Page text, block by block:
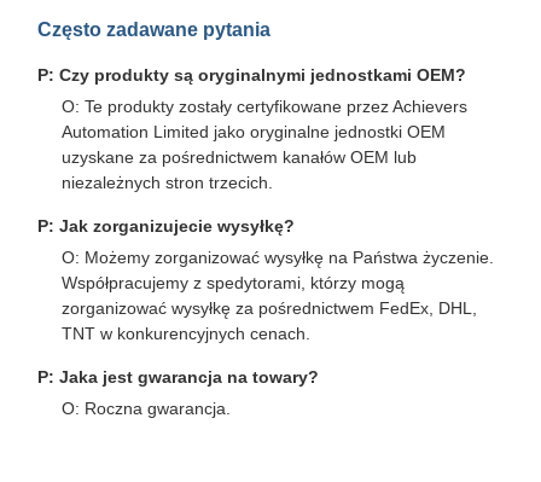
Często zadawane pytania
P: Czy produkty są oryginalnymi jednostkami OEM?
O: Te produkty zostały certyfikowane przez Achievers
Automation Limited jako oryginalne jednostki OEM
uzyskane za pośrednictwem kanałów OEM lub
niezależnych stron trzecich.
P: Jak zorganizujecie wysyłkę?
O: Możemy zorganizować wysyłkę na Państwa życzenie.
Współpracujemy z spedytorami, którzy mogą
zorganizować wysyłkę za pośrednictwem FedEx, DHL,
TNT w konkurencyjnych cenach.
P: Jaka jest gwarancja na towary?
O: Roczna gwarancja.